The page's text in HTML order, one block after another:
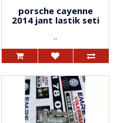
porsche cayenne
2014 jant lastik seti
..